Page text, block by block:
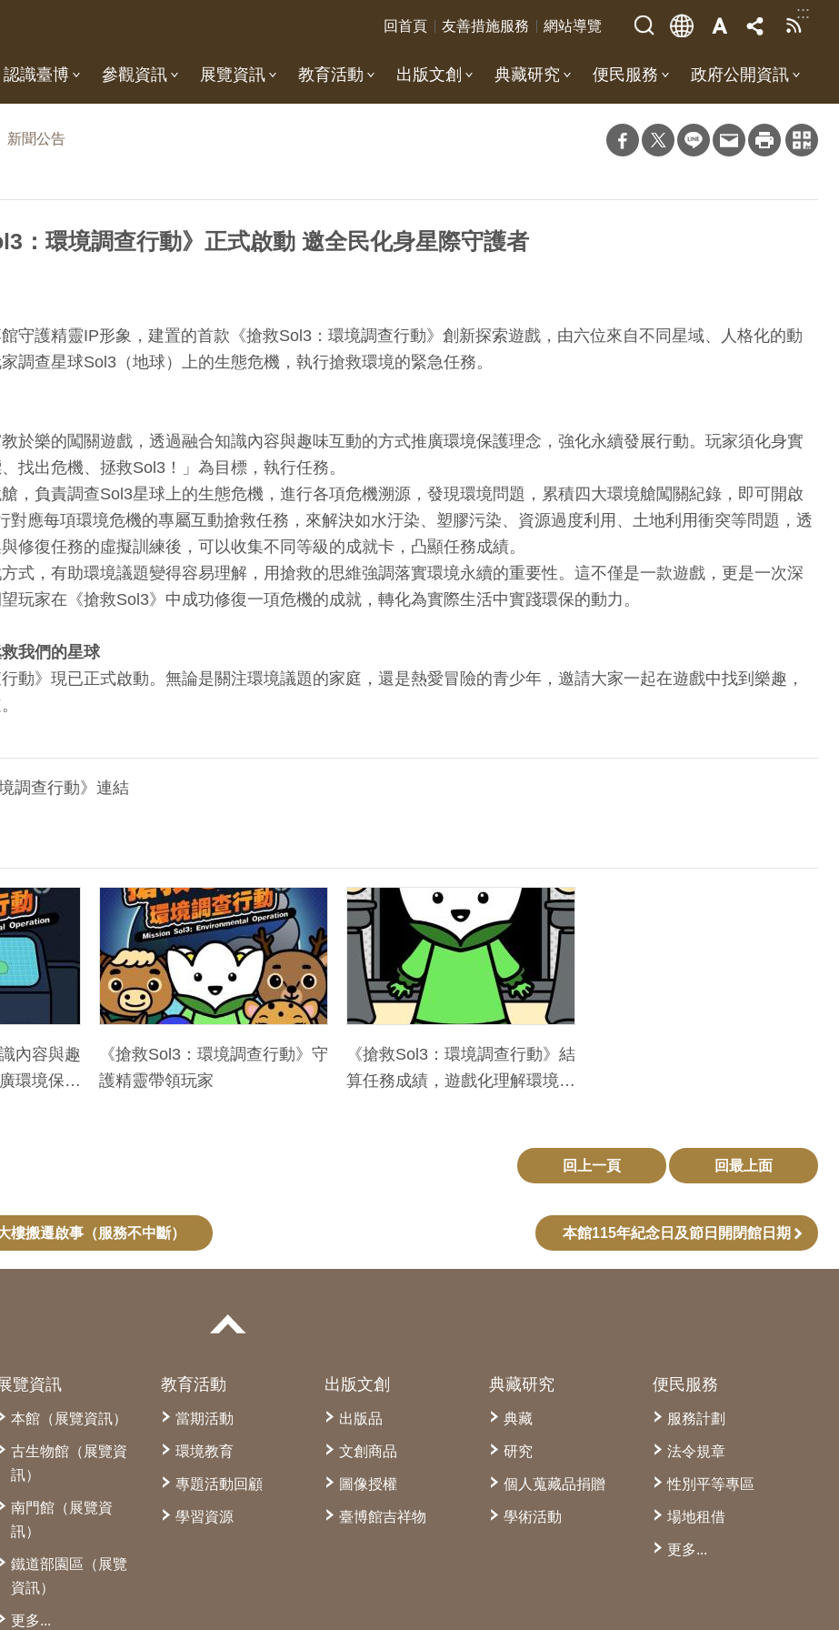
:::
回首頁 友善措施服務 網站導覽
認識臺博 參觀資訊 展覽資訊 教育活動 出版文創 典藏研究 便民服務 政府公開資訊
新聞公告
：環境調查行動》正式啟動 邀全民化身星際守護者
守護精靈IP形象，建置的首款《搶救Sol3：環境調查行動》創新探索遊戲，由六位來自不同星域、人格化的動
調查星球Sol3（地球）上的生態危機，執行搶救環境的緊急任務。
教於樂的闖關遊戲，透過融合知識內容與趣味互動的方式推廣環境保護理念，強化永續發展行動。玩家須化身實
找出危機、拯救Sol3！」為目標，執行任務。
，負責調查Sol3星球上的生態危機，進行各項危機溯源，發現環境問題，累積四大環境艙闖關紀錄，即可開啟
對應每項環境危機的專屬互動搶救任務，來解決如水汙染、塑膠污染、資源過度利用、土地利用衝突等問題，透
修復任務的虛擬訓練後，可以收集不同等級的成就卡，凸顯任務成績。
式，有助環境議題變得容易理解，用搶救的思維強調落實環境永續的重要性。這不僅是一款遊戲，更是一次深
玩家在《搶救Sol3》中成功修復一項危機的成就，轉化為實際生活中實踐環保的動力。
我們的星球
行動》現已正式啟動。無論是關注環境議題的家庭，還是熱愛冒險的青少年，邀請大家一起在遊戲中找到樂趣，
調查行動》連結
內容與趣
環境保護
《搶救Sol3：環境調查行動》守
護精靈帶領玩家
《搶救Sol3：環境調查行動》結
算任務成績，遊戲化理解環境議
回上一頁 回最上面
樓搬遷啟事（服務不中斷） 本館115年紀念日及節日開閉館日期
覽資訊
本館（展覽資訊）
古生物館（展覽資
訊）
南門館（展覽資
訊）
鐵道部園區（展覽
資訊）
更多...
教育活動
當期活動
環境教育
專題活動回顧
學習資源
出版文創
出版品
文創商品
圖像授權
臺博館吉祥物
典藏研究
典藏
研究
個人蒐藏品捐贈
學術活動
便民服務
服務計劃
法令規章
性別平等專區
場地租借
更多...